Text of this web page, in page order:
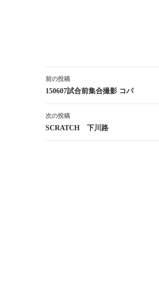
投
稿
ナ
ビ
前の投稿
150607試合前集合撮影 コパ
次の投稿
SCRATCH 下川路